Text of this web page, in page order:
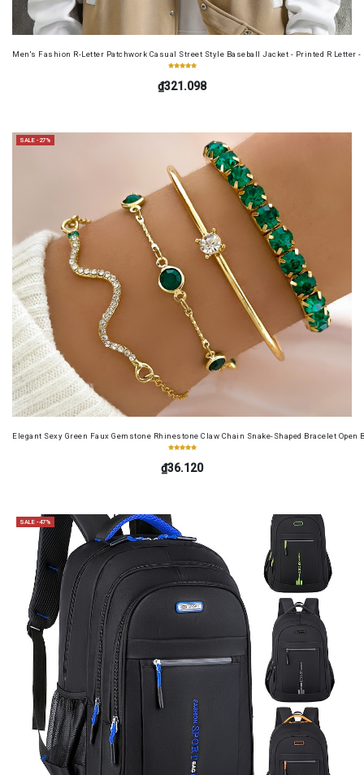
Men's Fashion R-Letter Patchwork Casual Street Style Baseball Jacket - Printed R Letter -
₫321.098
SALE -27%
Elegant Sexy Green Faux Gemstone Rhinestone Claw Chain Snake-Shaped Bracelet Open
₫36.120
SALE -47%